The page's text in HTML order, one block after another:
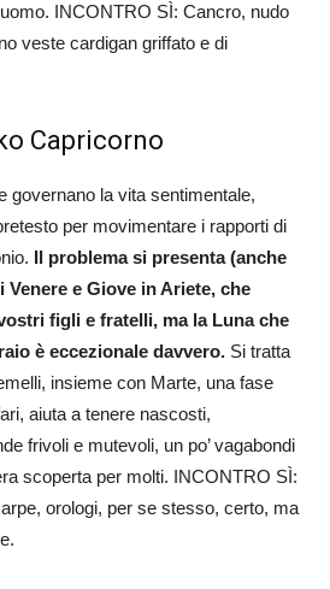
INCONTRO SÌ: Cancro, nudo
veste cardigan griffato e di
Capricorno
governano la vita sentimentale,
per movimentare i rapporti di
Il problema si presenta (anche
Venere e Giove in Ariete, che
figli e fratelli, ma la Luna che
è eccezionale davvero. Si tratta
insieme con Marte, una fase
aiuta a tenere nascosti,
frivoli e mutevoli, un po’ vagabondi
scoperta per molti. INCONTRO SÌ:
orologi, per se stesso, certo, ma